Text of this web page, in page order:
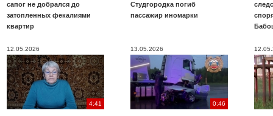
сапог не добрался до
затопленных фекалиями
квартир
Студгородка погиб
пассажир иномарки
12.05.2026
4:41
13.05.2026
0:46